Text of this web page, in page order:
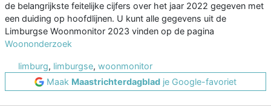
de belangrijkste feitelijke cijfers over het jaar 2022 gegeven met
een duiding op hoofdlijnen. U kunt alle gegevens uit de
Limburgse Woonmonitor 2023 vinden op de pagina
Woononderzoek
limburg, limburgse, woonmonitor
Maak Maastrichterdagblad je Google-favoriet